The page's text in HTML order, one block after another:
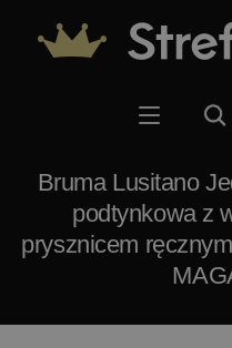
Bruma Lusitano
podtynkowa z
prysznicem